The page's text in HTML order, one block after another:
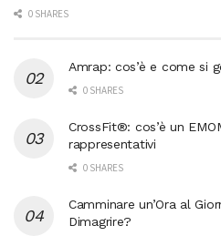
0 SHARES
Amrap: cos’è e come si
0 SHARES
CrossFit®: cos’è un
rappresentativi
0 SHARES
Camminare un’Ora al
Dimagrire?